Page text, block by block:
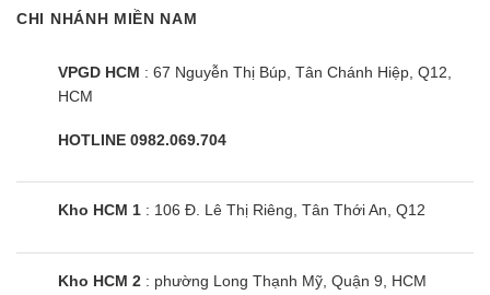
HW-T420
CHI NHÁNH MIỀN NAM
VPGD HCM : 67 Nguyễn Thị Búp, Tân Chánh Hiệp, Q12,
HCM
HOTLINE 0982.069.704
Kho HCM 1 : 106 Đ. Lê Thị Riêng, Tân Thới An, Q12
Kho HCM 2 : phường Long Thạnh Mỹ, Quận 9, HCM